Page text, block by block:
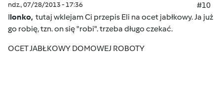
ndz., 07/28/2013 - 17:36
#10
Ilonko, tutaj wklejam Ci przepis Eli na ocet jabłkowy. Ja już
go robię, tzn. on się "robi". trzeba długo czekać.
OCET JABŁKOWY DOMOWEJ ROBOTY